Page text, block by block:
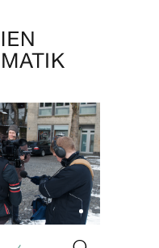
12